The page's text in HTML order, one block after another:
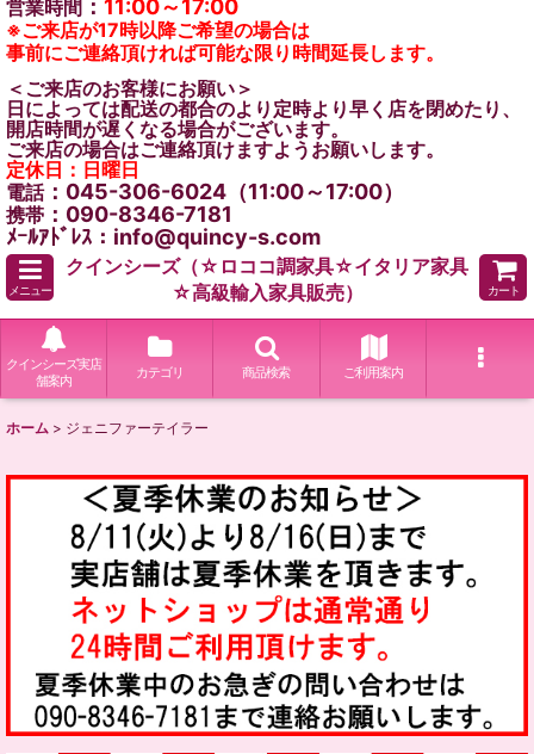
営業時間 ： 11:00～17:00
※ご来店が17時以降ご希望の場合は
事前にご連絡頂ければ可能な限り時間延長します。
＜ご来店のお客様にお願い＞
日によっては配送の都合のより定時より早く店を閉めたり、
開店時間が遅くなる場合がございます。
ご来店の場合はご連絡頂けますようお願いします。
定休日：日曜日
電話：045-306-6024（11:00～17:00）
携帯 ：090-8346-7181
ﾒｰﾙｱﾄﾞﾚｽ：info@quincy-s.com
メニュー
クインシーズ（☆ロココ調家具☆イタリア家具
☆高級輸入家具販売）
カート
クインシーズ実店
舗案内
カテゴリ 商品検索 ご利用案内
ホーム > ジェニファーテイラー